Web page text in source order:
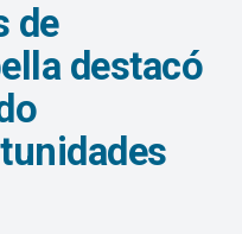
de
destacó